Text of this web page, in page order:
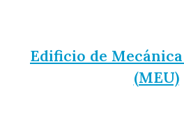
Edificio de
(MEU)